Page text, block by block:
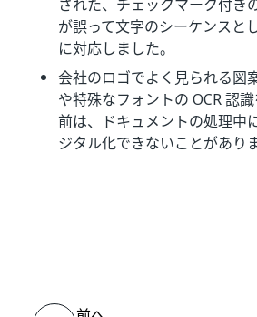
された、チェックマーク付き
が誤って文字のシーケンスと
に対応しました。
会社のロゴでよく見られる図
や特殊なフォントの OCR 認
前は、ドキュメントの処理中
ジタル化できないことがあり